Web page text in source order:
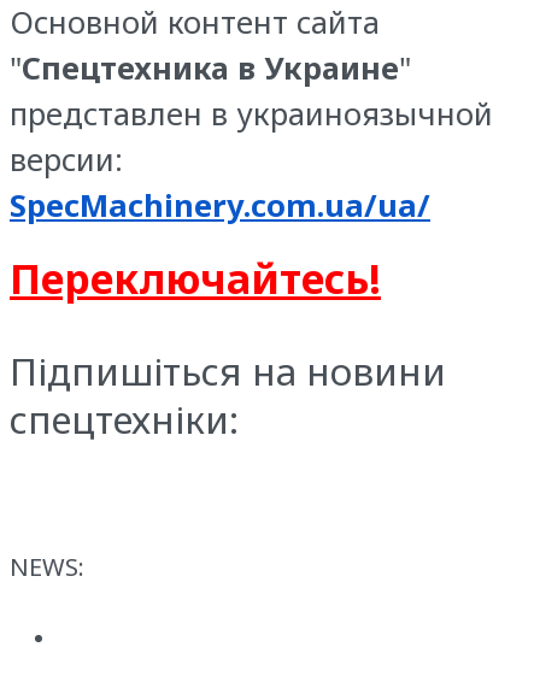
Основной контент сайта
"Спецтехника в Украине"
представлен в украиноязычной
версии:
SpecMachinery.com.ua/ua/
Переключайтесь!
Підпишіться на новини
спецтехніки:
NEWS: